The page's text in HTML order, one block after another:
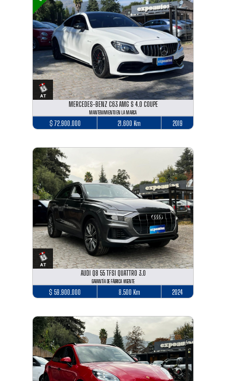
MERCEDES-BENZ C63 AMG S 4.0 COUPE
MANTENIMIENTO EN LA MARCA
$ 72.900.000 21.600 Km 2019
AUDI Q8 55 TFSI QUATTRO 3.0
GARANTÍA DE FÁBRICA VIGENTE
$ 59.900.000 8.500 Km 2024